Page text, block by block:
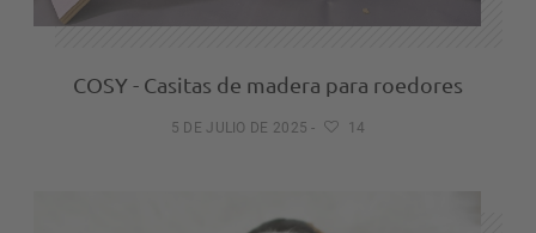
COSY - Casitas de madera para roedores
5 DE JULIO DE 2025 - 14